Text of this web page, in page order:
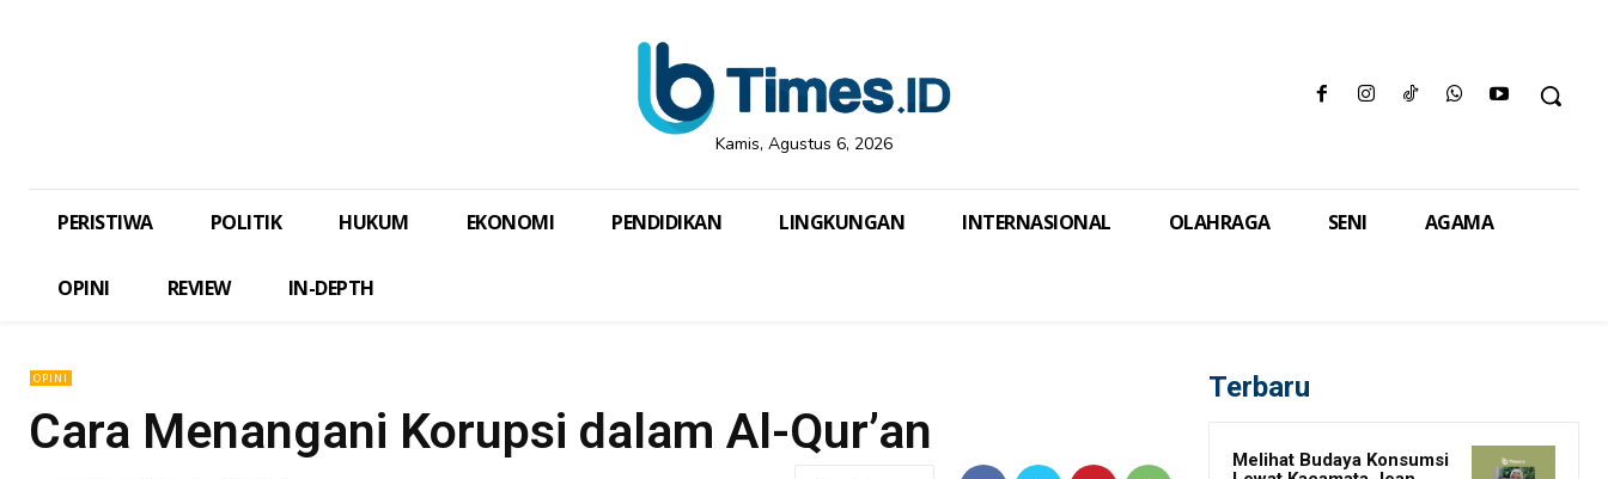
Kamis, Agustus 6, 2026
PERISTIWA POLITIK HUKUM EKONOMI PENDIDIKAN LINGKUNGAN INTERNASIONAL OLAHRAGA SENI AGAMA
OPINI REVIEW IN-DEPTH
OPINI
Cara Menangani Korupsi dalam Al-Qur’an
Terbaru
Melihat Budaya Konsumsi